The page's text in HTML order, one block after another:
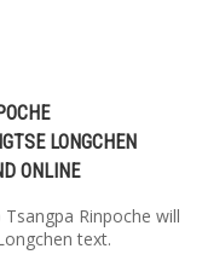
LONGCHEN
ONLINE
Rinpoche will
text.